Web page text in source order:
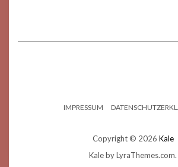
IMPRESSUM
Copyright © 2026 Kale
Kaleby LyraThemes.com.